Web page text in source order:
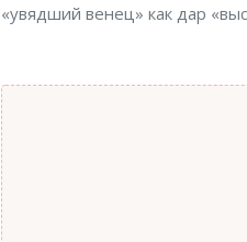
«увядший венец» как дар